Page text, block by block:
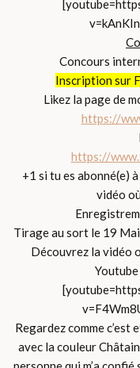
Concours
Inscription sur
Likez la page de
https://
https://
+1 si tu es abonné(e)
vidéo
Tirage au sort le 19
Découvrez la vidéo
Regardez comme c’est
avec la couleur